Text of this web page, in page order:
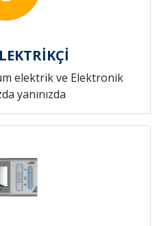
elektrik ve Elektronik
yanınızda